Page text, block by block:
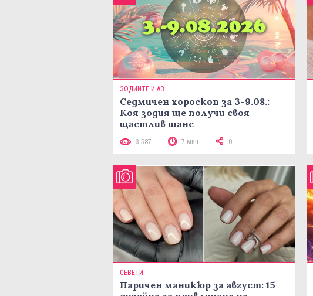
ЗОДИИТЕ И АЗ
Седмичен хороскоп за 3-9.08.:
Коя зодия ще получи своя
щастлив шанс
3 587 7 мин 0
СЪВЕТИ
Паричен маникюр за август: 15